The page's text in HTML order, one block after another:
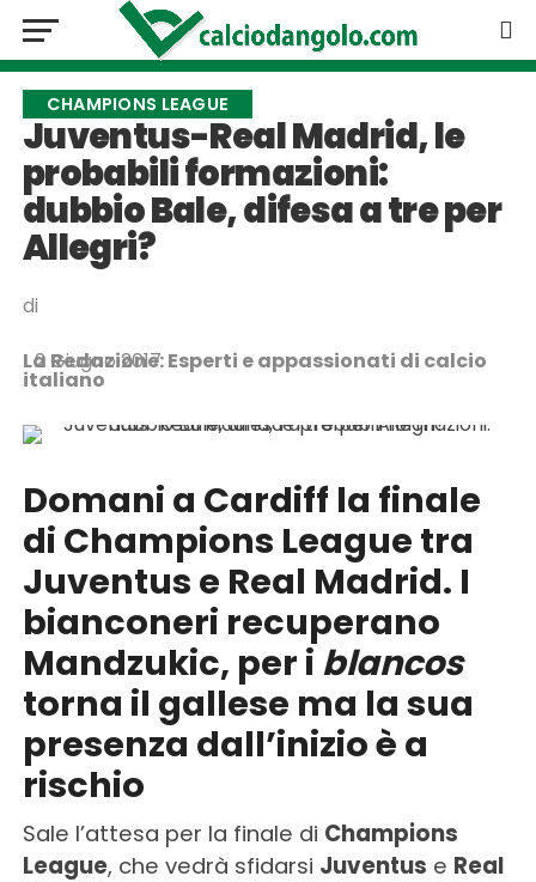
CHAMPIONS LEAGUE
Juventus-Real Madrid, le
probabili formazioni:
dubbio Bale, difesa a tre per
Allegri?
di
La Redazione: Esperti e appassionati di calcio
italiano
2 Giugno 2017
Domani a Cardiff la finale
di Champions League tra
Juventus e Real Madrid. I
bianconeri recuperano
Mandzukic, per i blancos
torna il gallese ma la sua
presenza dall’inizio è a
rischio
Sale l’attesa per la finale di Champions
League, che vedrà sfidarsi Juventus e Real